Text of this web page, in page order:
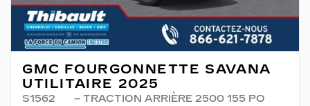
GMC FOURGONNETTE SAVANA
UTILITAIRE 2025
S1562 – TRACTION ARRIÈRE 2500 155 PO